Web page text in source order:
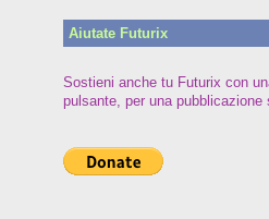
Aiutate Futurix
Sostieni anche tu Futurix con
pulsante, per una pubblicazione